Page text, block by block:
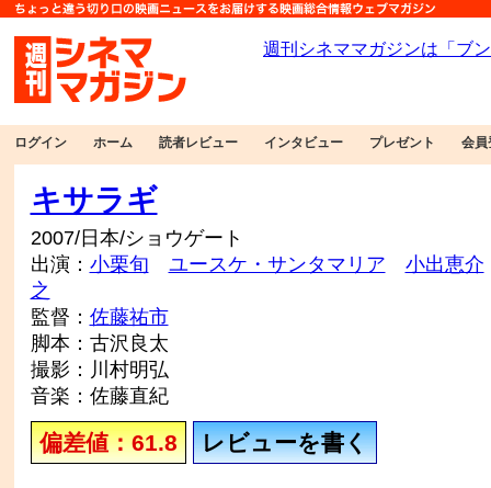
ログイン ホーム 読者レビュー インタビュー プレゼント 会員
キサラギ
2007/日本/ショウゲート
出演： 小栗旬 ユースケ・サンタマリア
小出恵介
之
監督： 佐藤祐市
脚本：古沢良太
撮影：川村明弘
音楽：佐藤直紀
偏差値：61.8 レビューを書く